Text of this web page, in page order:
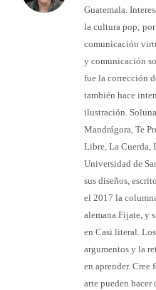
Guatemala.
la cultura pop;
comunicación
y comunicación
fue la corrección
también hace
ilustración.
Mandrágora, Te
Libre, La Cuerda,
Universidad de
sus diseños,
el 2017 la
alemana Fijate, y
en Casi literal.
argumentos y la
en aprender.
arte pueden hacer